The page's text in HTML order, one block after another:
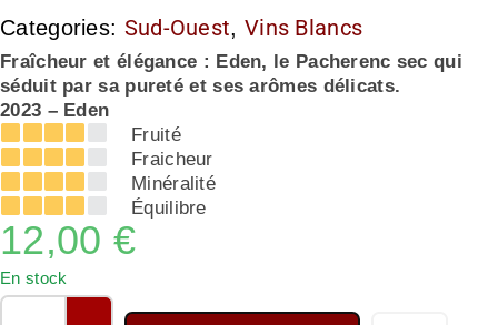
Categories: Sud-Ouest, Vins Blancs
Fraîcheur et élégance : Eden, le Pacherenc sec qui
séduit par sa pureté et ses arômes délicats.
2023 – Eden
Fruité
Fraicheur
Minéralité
Équilibre
12,00 €
En stock